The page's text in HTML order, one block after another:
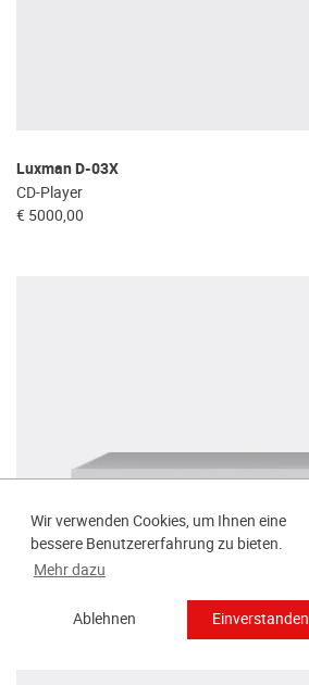
Wir verwenden Cookies, um Ihnen eine
bessere Benutzererfahrung zu bieten.
Mehr dazu
Ablehnen Einverstanden
Luxman D-03X
CD-Player
€ 5000,00